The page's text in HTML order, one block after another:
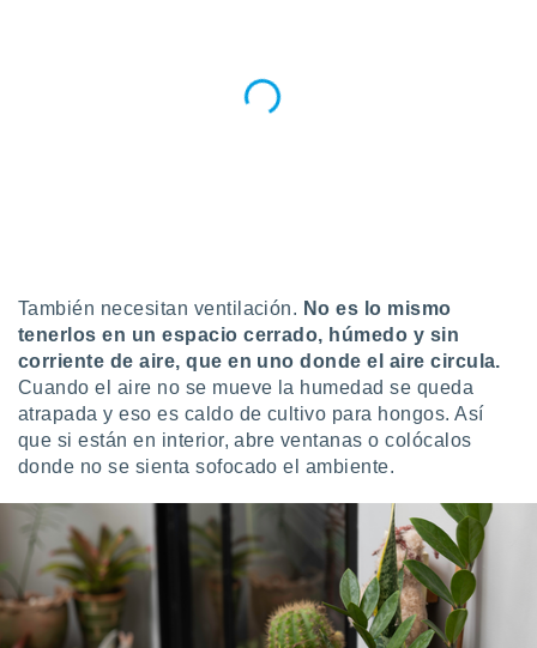
También necesitan ventilación. No es lo mismo
tenerlos en un espacio cerrado, húmedo y sin
corriente de aire, que en uno donde el aire circula.
Cuando el aire no se mueve la humedad se queda
atrapada y eso es caldo de cultivo para hongos. Así
que si están en interior, abre ventanas o colócalos
donde no se sienta sofocado el ambiente.